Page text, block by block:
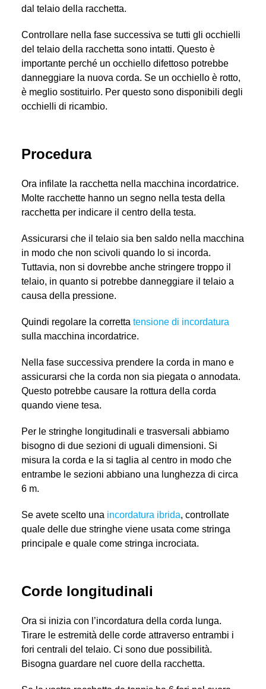
dal telaio della racchetta.
Controllare nella fase successiva se tutti gli occhielli
del telaio della racchetta sono intatti. Questo è
importante perché un occhiello difettoso potrebbe
danneggiare la nuova corda. Se un occhiello è rotto,
è meglio sostituirlo. Per questo sono disponibili degli
occhielli di ricambio.
Procedura
Ora infilate la racchetta nella macchina incordatrice.
Molte racchette hanno un segno nella testa della
racchetta per indicare il centro della testa.
Assicurarsi che il telaio sia ben saldo nella macchina
in modo che non scivoli quando lo si incorda.
Tuttavia, non si dovrebbe anche stringere troppo il
telaio, in quanto si potrebbe danneggiare il telaio a
causa della pressione.
Quindi regolare la corretta tensione di incordatura
sulla macchina incordatrice.
Nella fase successiva prendere la corda in mano e
assicurarsi che la corda non sia piegata o annodata.
Questo potrebbe causare la rottura della corda
quando viene tesa.
Per le stringhe longitudinali e trasversali abbiamo
bisogno di due sezioni di uguali dimensioni. Si
misura la corda e la si taglia al centro in modo che
entrambe le sezioni abbiano una lunghezza di circa
6 m.
Se avete scelto una incordatura ibrida, controllate
quale delle due stringhe viene usata come stringa
principale e quale come stringa incrociata.
Corde longitudinali
Ora si inizia con l’incordatura della corda lunga.
Tirare le estremità delle corde attraverso entrambi i
fori centrali del telaio. Ci sono due possibilità.
Bisogna guardare nel cuore della racchetta.